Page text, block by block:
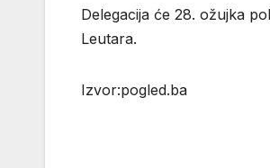
Delegacija će 28. ožujka
Leutara.
Izvor:pogled.ba